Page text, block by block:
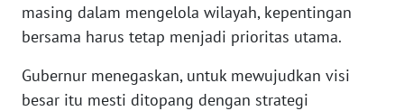
masing dalam mengelola wilayah, kepentingan
bersama harus tetap menjadi prioritas utama.
Gubernur menegaskan, untuk mewujudkan visi
besar itu mesti ditopang dengan strategi
WN
WN